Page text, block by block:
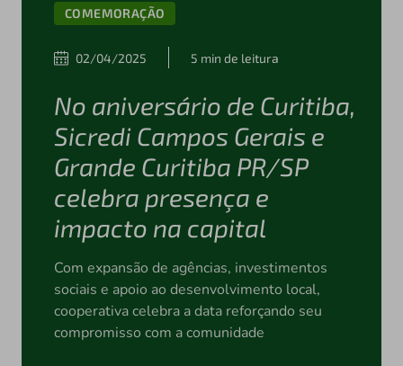
COMEMORAÇÃO
02/04/2025 5 min de leitura
No aniversário de Curitiba,
Sicredi Campos Gerais e
Grande Curitiba PR/SP
celebra presença e
impacto na capital
Com expansão de agências, investimentos
sociais e apoio ao desenvolvimento local,
cooperativa celebra a data reforçando seu
compromisso com a comunidade